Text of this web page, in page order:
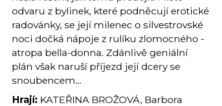
odvaru z bylinek, které podněcují erotické
radovánky, se její milenec o silvestrovské
noci dočká nápoje z rulíku zlomocného -
atropa bella-donna. Zdánlivě geniální
plán však naruší příjezd její dcery se
snoubencem...
Hrají: KATEŘINA BROŽOVÁ, Barbora